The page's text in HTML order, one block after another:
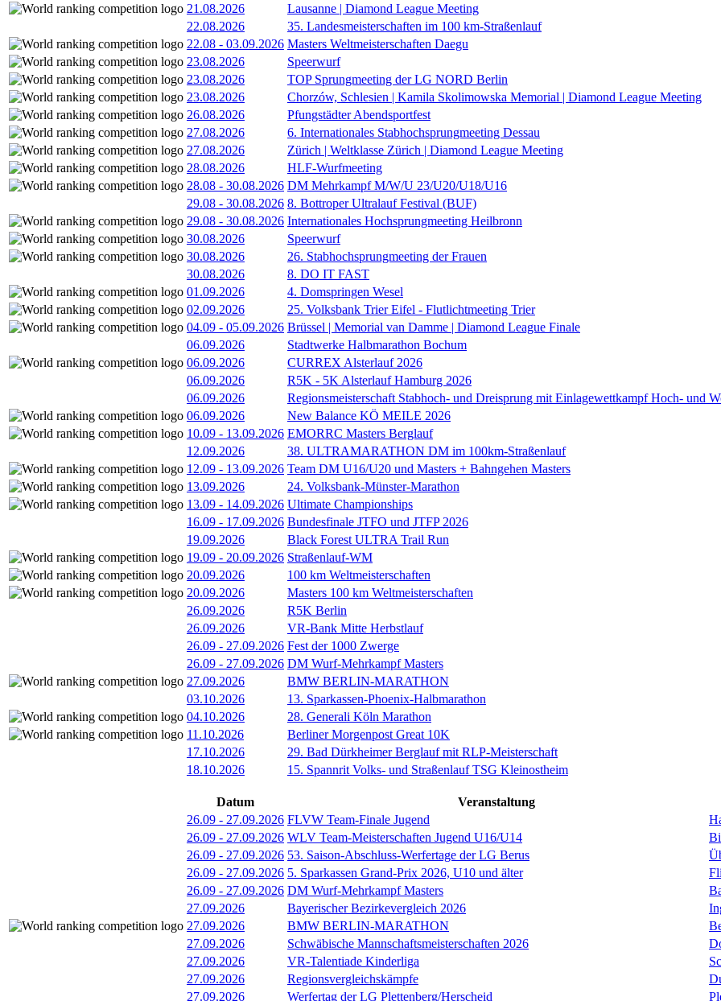
21.08.2026
Lausanne | Diamond League Meeting
22.08.2026
35. Landesmeisterschaften im 100 km-Straßenlauf
22.08 - 03.09.2026 Masters Weltmeisterschaften Daegu
23.08.2026
Speerwurf
23.08.2026
TOP Sprungmeeting der LG NORD Berlin
23.08.2026
Chorzów, Schlesien | Kamila Skolimowska Memorial | Diamond League Meeting
26.08.2026
Pfungstädter Abendsportfest
27.08.2026
6. Internationales Stabhochsprungmeeting Dessau
27.08.2026
Zürich | Weltklasse Zürich | Diamond League Meeting
28.08.2026
HLF-Wurfmeeting
28.08 - 30.08.2026 DM Mehrkampf M/W/U 23/U20/U18/U16
29.08 - 30.08.2026 8. Bottroper Ultralauf Festival (BUF)
29.08 - 30.08.2026 Internationales Hochsprungmeeting Heilbronn
30.08.2026
Speerwurf
30.08.2026
26. Stabhochsprungmeeting der Frauen
30.08.2026
8. DO IT FAST
01.09.2026
4. Domspringen Wesel
02.09.2026
25. Volksbank Trier Eifel - Flutlichtmeeting Trier
04.09 - 05.09.2026 Brüssel | Memorial van Damme | Diamond League Finale
06.09.2026
Stadtwerke Halbmarathon Bochum
06.09.2026
CURREX Alsterlauf 2026
06.09.2026
R5K - 5K Alsterlauf Hamburg 2026
06.09.2026
Regionsmeisterschaft Stabhoch- und Dreisprung mit Einlagewettkampf Hoch- und
06.09.2026
New Balance KÖ MEILE 2026
10.09 - 13.09.2026 EMORRC Masters Berglauf
12.09.2026
38. ULTRAMARATHON DM im 100km-Straßenlauf
12.09 - 13.09.2026 Team DM U16/U20 und Masters + Bahngehen Masters
13.09.2026
24. Volksbank-Münster-Marathon
13.09 - 14.09.2026 Ultimate Championships
16.09 - 17.09.2026 Bundesfinale JTFO und JTFP 2026
19.09.2026
Black Forest ULTRA Trail Run
19.09 - 20.09.2026 Straßenlauf-WM
20.09.2026
100 km Weltmeisterschaften
20.09.2026
Masters 100 km Weltmeisterschaften
26.09.2026
R5K Berlin
26.09.2026
VR-Bank Mitte Herbstlauf
26.09 - 27.09.2026 Fest der 1000 Zwerge
26.09 - 27.09.2026 DM Wurf-Mehrkampf Masters
27.09.2026
BMW BERLIN-MARATHON
03.10.2026
13. Sparkassen-Phoenix-Halbmarathon
04.10.2026
28. Generali Köln Marathon
11.10.2026
Berliner Morgenpost Great 10K
17.10.2026
29. Bad Dürkheimer Berglauf mit RLP-Meisterschaft
18.10.2026
15. Spannrit Volks- und Straßenlauf TSG Kleinostheim
Datum Veranstaltung
26.09 - 27.09.2026 FLVW Team-Finale Jugend
26.09 - 27.09.2026 WLV Team-Meisterschaften Jugend U16/U14
26.09 - 27.09.2026 53. Saison-Abschluss-Werfertage der LG Berus
26.09 - 27.09.2026 5. Sparkassen Grand-Prix 2026, U10 und älter
26.09 - 27.09.2026 DM Wurf-Mehrkampf Masters
27.09.2026
Bayerischer Bezirkevergleich 2026
27.09.2026
BMW BERLIN-MARATHON
27.09.2026
Schwäbische Mannschaftsmeisterschaften 2026
27.09.2026
VR-Talentiade Kinderliga
27.09.2026
Regionsvergleichskämpfe
27.09.2026
Werfertag der LG Plettenberg/Herscheid